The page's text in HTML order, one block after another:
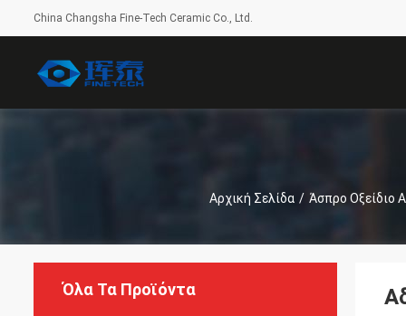
China Changsha Fine-Tech Ceramic Co., Ltd.
Αρχική Σελίδα / Άσπρο Οξείδιο
Όλα Τα Προϊόντα